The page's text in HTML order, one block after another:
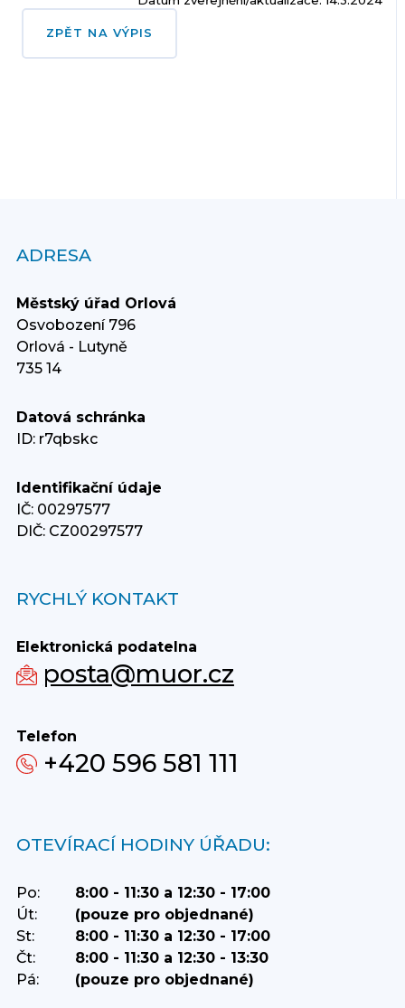
ZPĚT NA VÝPIS
ADRESA
Městský úřad Orlová
Osvobození 796
Orlová - Lutyně
735 14
Datová schránka
ID: r7qbskc
Identifikační údaje
IČ: 00297577
DIČ: CZ00297577
RYCHLÝ KONTAKT
Elektronická podatelna
posta@muor.cz
Telefon
+420 596 581 111
OTEVÍRACÍ HODINY ÚŘADU:
Po:
8:00 - 11:30 a 12:30 - 17:00
Út:
(pouze pro objednané)
St:
8:00 - 11:30 a 12:30 - 17:00
Čt:
8:00 - 11:30 a 12:30 - 13:30
Pá:
(pouze pro objednané)